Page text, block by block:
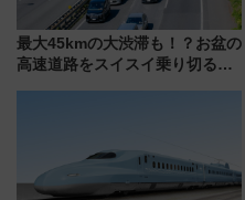
最大45kmの大渋滞も！？お盆の
高速道路をスイスイ乗り切る快